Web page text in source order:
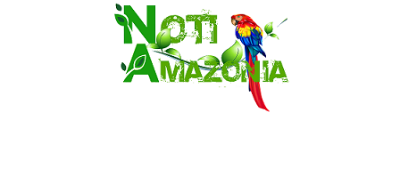
Saltar
Pastaza: la parroquia Diez de
Agosto eligió a su nueva reina por
su aniversario
La “deuda de sueño”: una alerta
sobre los efectos de dormir mal en
la salud física y mental
Pastaza: Puyo será sede